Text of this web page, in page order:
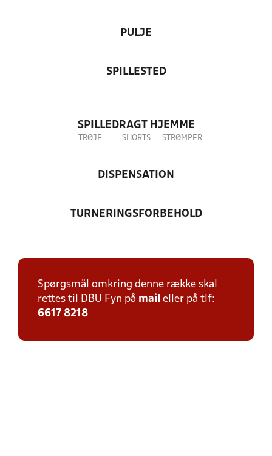
PULJE
SPILLESTED
SPILLEDRAGT HJEMME
TRØJE SHORTS STRØMPER
DISPENSATION
TURNERINGSFORBEHOLD
Spørgsmål omkring denne række skal
rettes til DBU Fyn på mail eller på tlf:
6617 8218